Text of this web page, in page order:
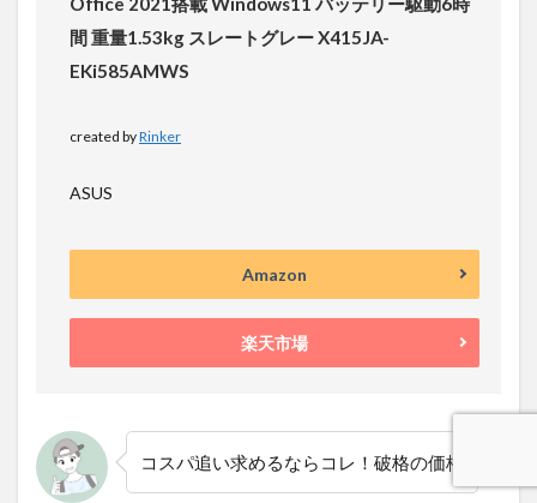
間 重量1.53kg スレートグレー X415JA-
EKi585AMWS
created byRinker
ASUS
Amazon
楽天市場
コスパ追い求めるならコレ！破格の価格